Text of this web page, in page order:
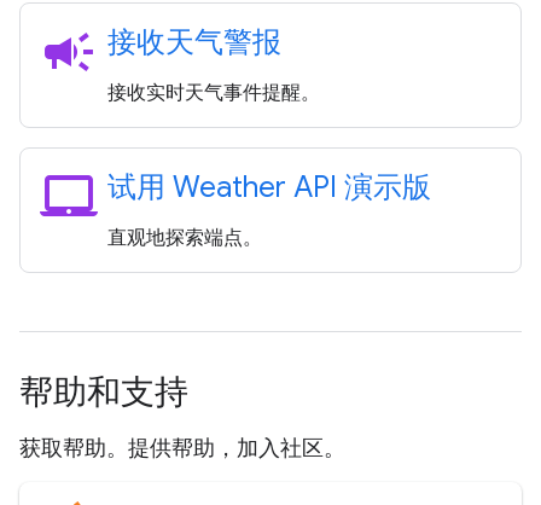
campaign 接收天气警报
接收实时天气事件提醒。
laptop_mac 试用 Weather API 演示版
直观地探索端点。
帮助和支持
获取帮助。提供帮助，加入社区。